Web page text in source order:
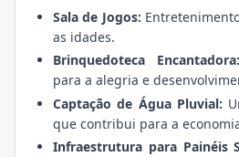
Sala de Jogos:
as idades.
Brinquedoteca Encantadora:
para a alegria e
Captação de Água Pluvial:
que contribui para a
Infraestrutura para Painéis